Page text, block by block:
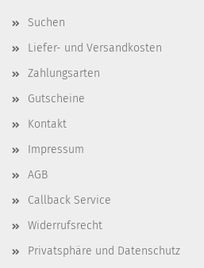
Suchen
Liefer- und Versandkosten
Zahlungsarten
Gutscheine
Kontakt
Impressum
AGB
Callback Service
Widerrufsrecht
Privatsphäre und Datenschutz